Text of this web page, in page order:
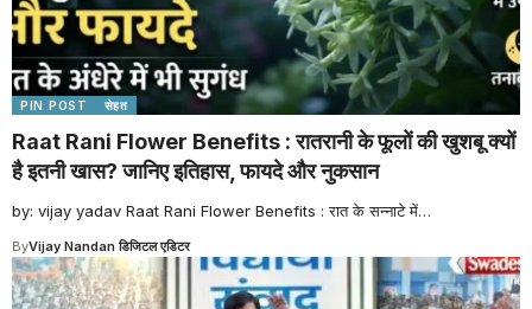
PIN POST सेहत
Raat Rani Flower Benefits : रातरानी के फूलों की खुशबू क्यों
है इतनी खास? जानिए इतिहास, फायदे और नुकसान
by: vijay yadav Raat Rani Flower Benefits : रात के सन्नाटे में…
ByVijay Nandan डिजिटल एडिटर